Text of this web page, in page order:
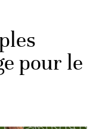
pour le